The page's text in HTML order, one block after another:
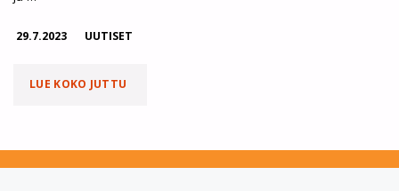
29.7.2023 UUTISET
LUE KOKO JUTTU